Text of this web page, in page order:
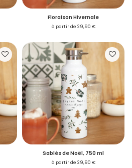
Floraison Hivernale
à partir de 29,90 €
Sablés de Noël, 750 ml
à partir de 29,90 €